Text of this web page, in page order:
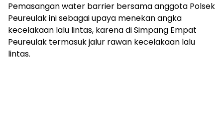
Pemasangan water barrier bersama anggota Polsek
Peureulak ini sebagai upaya menekan angka
kecelakaan lalu lintas, karena di Simpang Empat
Peureulak termasuk jalur rawan kecelakaan lalu
lintas.